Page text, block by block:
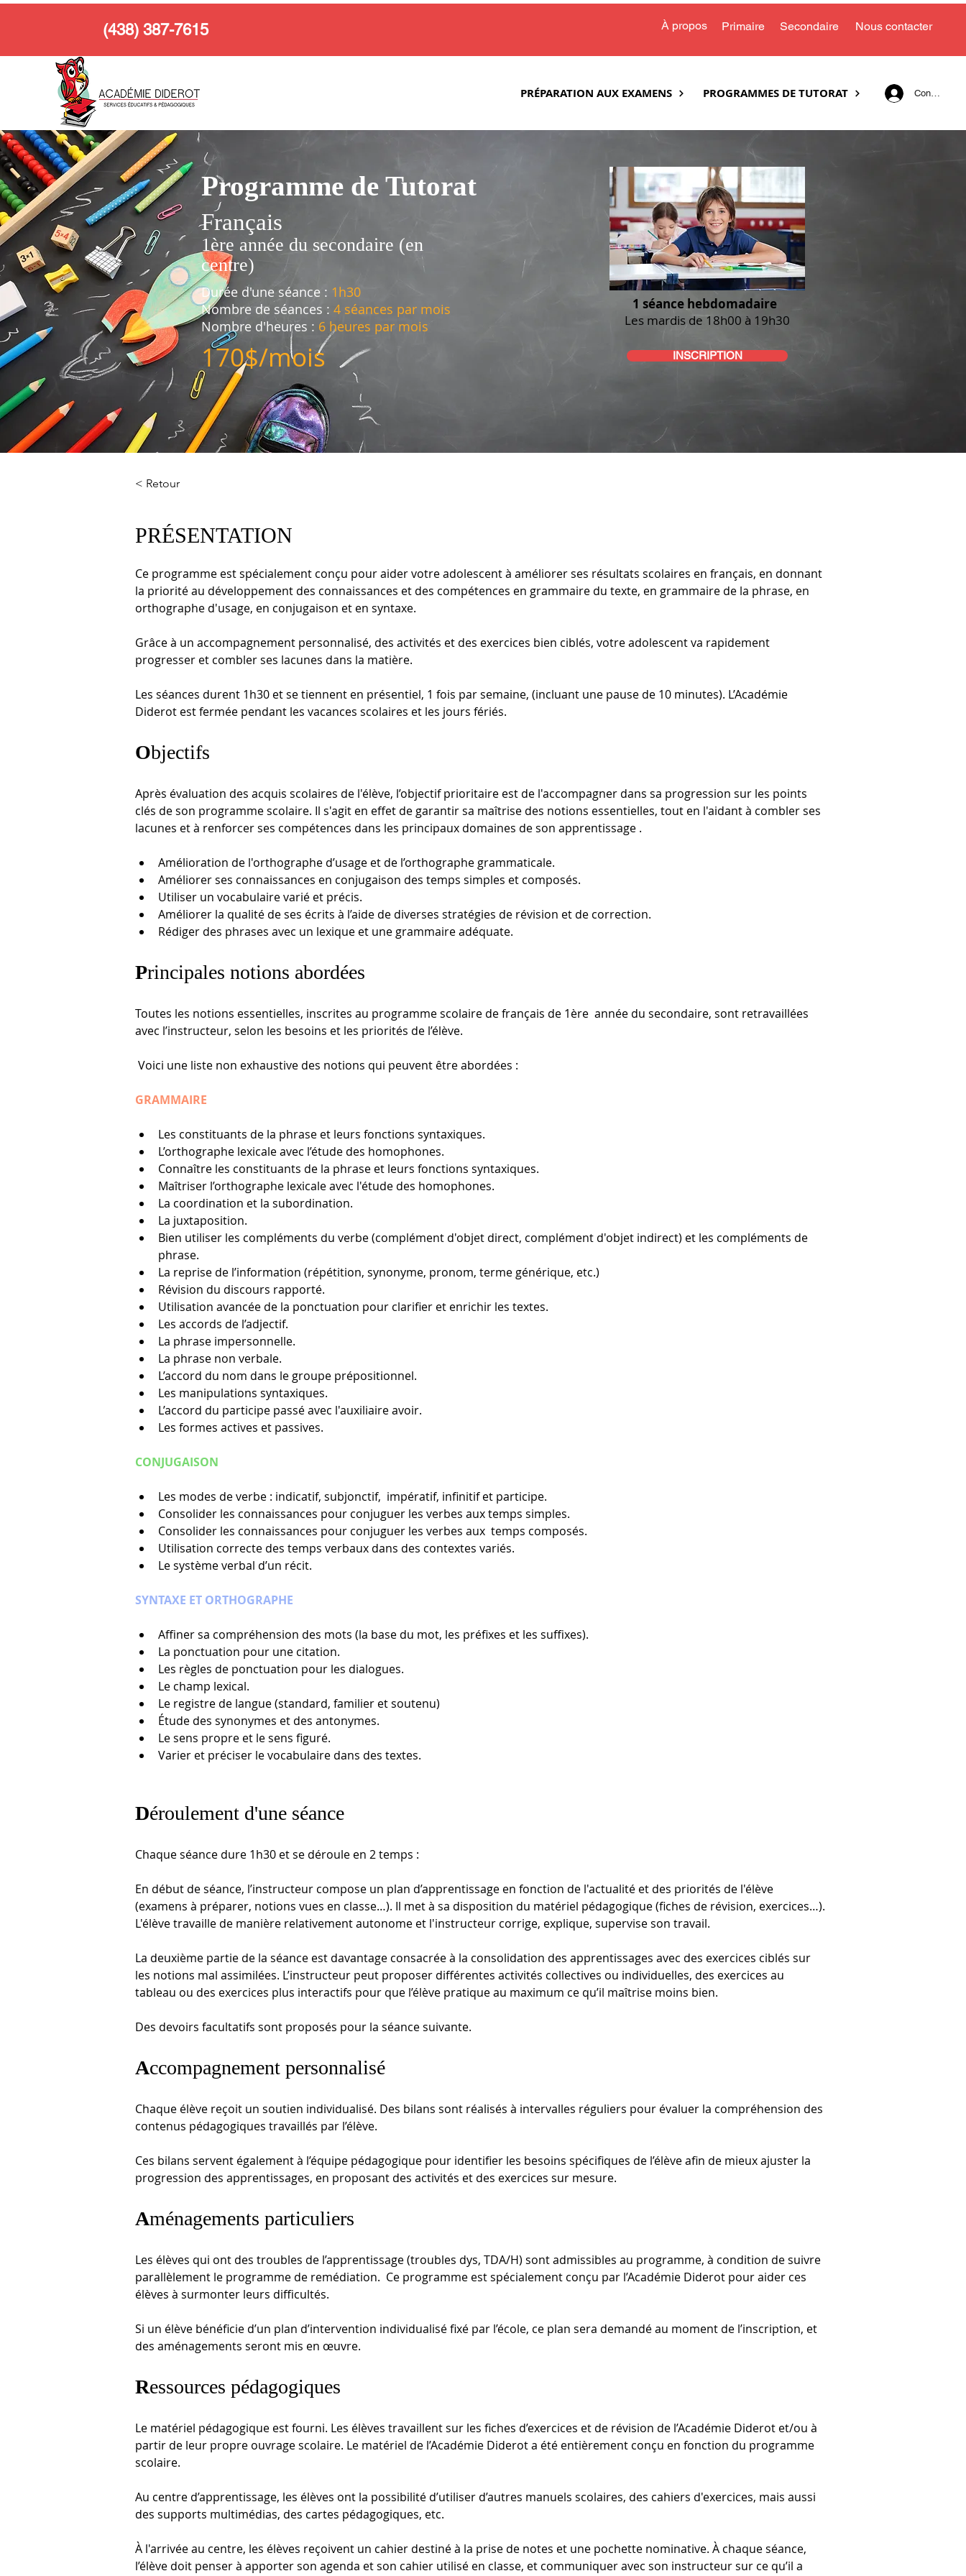
(438) 387-7615 À propos Primaire Secondaire Nous contacter
PRÉPARATION AUX EXAMENS PROGRAMMES DE TUTORAT Connexion
Programme de Tutorat
Français
1ère année du secondaire (en
centre)
170$/mois
Durée d'une séance : 1h30
Nombre de séances : 4 séances par mois
Nombre d'heures : 6 heures par mois
1 séance hebdomadaire
Les mardis de 18h00 à 19h30
INSCRIPTION
< Retour
PRÉSENTATION
Ce programme est spécialement conçu pour aider votre adolescent à améliorer ses résultats scolaires en français, en donnant
la priorité au développement des connaissances et des compétences en grammaire du texte, en grammaire de la phrase, en
orthographe d'usage, en conjugaison et en syntaxe.
Grâce à un accompagnement personnalisé, des activités et des exercices bien ciblés, votre adolescent va rapidement
progresser et combler ses lacunes dans la matière.
Les séances durent 1h30 et se tiennent en présentiel, 1 fois par semaine, (incluant une pause de 10 minutes). L’Académie
Diderot est fermée pendant les vacances scolaires et les jours fériés.
Objectifs
Après évaluation des acquis scolaires de l'élève, l’objectif prioritaire est de l'accompagner dans sa progression sur les points
clés de son programme scolaire. Il s'agit en effet de garantir sa maîtrise des notions essentielles, tout en l'aidant à combler ses
lacunes et à renforcer ses compétences dans les principaux domaines de son apprentissage .
Amélioration de l'orthographe d’usage et de l’orthographe grammaticale.
Améliorer ses connaissances en conjugaison des temps simples et composés.
Utiliser un vocabulaire varié et précis.
Améliorer la qualité de ses écrits à l’aide de diverses stratégies de révision et de correction.
Rédiger des phrases avec un lexique et une grammaire adéquate.
Principales notions abordées
Toutes les notions essentielles, inscrites au programme scolaire de français de 1ère  année du secondaire, sont retravaillées
avec l’instructeur, selon les besoins et les priorités de l’élève.
Voici une liste non exhaustive des notions qui peuvent être abordées :
GRAMMAIRE
Les constituants de la phrase et leurs fonctions syntaxiques.
L’orthographe lexicale avec l’étude des homophones.
Connaître les constituants de la phrase et leurs fonctions syntaxiques.
Maîtriser l’orthographe lexicale avec l'étude des homophones.
La coordination et la subordination.
La juxtaposition.
Bien utiliser les compléments du verbe (complément d'objet direct, complément d'objet indirect) et les compléments de
phrase.
La reprise de l’information (répétition, synonyme, pronom, terme générique, etc.)
Révision du discours rapporté.
Utilisation avancée de la ponctuation pour clarifier et enrichir les textes.
Les accords de l’adjectif.
La phrase impersonnelle.
La phrase non verbale.
L’accord du nom dans le groupe prépositionnel.
Les manipulations syntaxiques.
L’accord du participe passé avec l'auxiliaire avoir.
Les formes actives et passives.
CONJUGAISON
Les modes de verbe : indicatif, subjonctif,  impératif, infinitif et participe.
Consolider les connaissances pour conjuguer les verbes aux temps simples.
Consolider les connaissances pour conjuguer les verbes aux  temps composés.
Utilisation correcte des temps verbaux dans des contextes variés.
Le système verbal d’un récit.
SYNTAXE ET ORTHOGRAPHE
Affiner sa compréhension des mots (la base du mot, les préfixes et les suffixes).
La ponctuation pour une citation.
Les règles de ponctuation pour les dialogues.
Le champ lexical.
Le registre de langue (standard, familier et soutenu)
Étude des synonymes et des antonymes.
Le sens propre et le sens figuré.
Varier et préciser le vocabulaire dans des textes.
Déroulement d'une séance
Chaque séance dure 1h30 et se déroule en 2 temps :
En début de séance, l’instructeur compose un plan d’apprentissage en fonction de l'actualité et des priorités de l'élève
(examens à préparer, notions vues en classe…). Il met à sa disposition du matériel pédagogique (fiches de révision, exercices…).
L'élève travaille de manière relativement autonome et l'instructeur corrige, explique, supervise son travail.
La deuxième partie de la séance est davantage consacrée à la consolidation des apprentissages avec des exercices ciblés sur
les notions mal assimilées. L’instructeur peut proposer différentes activités collectives ou individuelles, des exercices au
tableau ou des exercices plus interactifs pour que l’élève pratique au maximum ce qu’il maîtrise moins bien.
Des devoirs facultatifs sont proposés pour la séance suivante.
Accompagnement personnalisé
Chaque élève reçoit un soutien individualisé. Des bilans sont réalisés à intervalles réguliers pour évaluer la compréhension des
contenus pédagogiques travaillés par l’élève.
Ces bilans servent également à l’équipe pédagogique pour identifier les besoins spécifiques de l’élève afin de mieux ajuster la
progression des apprentissages, en proposant des activités et des exercices sur mesure.
Aménagements particuliers
Les élèves qui ont des troubles de l’apprentissage (troubles dys, TDA/H) sont admissibles au programme, à condition de suivre
parallèlement le programme de remédiation.  Ce programme est spécialement conçu par l’Académie Diderot pour aider ces
élèves à surmonter leurs difficultés.
Si un élève bénéficie d’un plan d’intervention individualisé fixé par l’école, ce plan sera demandé au moment de l’inscription, et
des aménagements seront mis en œuvre.
Ressources pédagogiques
Le matériel pédagogique est fourni. Les élèves travaillent sur les fiches d’exercices et de révision de l’Académie Diderot et/ou à
partir de leur propre ouvrage scolaire. Le matériel de l’Académie Diderot a été entièrement conçu en fonction du programme
scolaire.
Au centre d’apprentissage, les élèves ont la possibilité d’utiliser d’autres manuels scolaires, des cahiers d'exercices, mais aussi
des supports multimédias, des cartes pédagogiques, etc.
À l'arrivée au centre, les élèves reçoivent un cahier destiné à la prise de notes et une pochette nominative. À chaque séance,
l’élève doit penser à apporter son agenda et son cahier utilisé en classe, et communiquer avec son instructeur sur ce qu’il a